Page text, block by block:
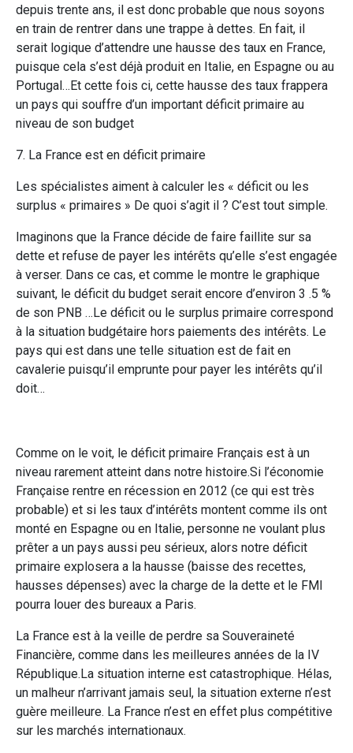
depuis trente ans, il est donc probable que nous soyons
en train de rentrer dans une trappe à dettes. En fait, il
serait logique d’attendre une hausse des taux en France,
puisque cela s’est déjà produit en Italie, en Espagne ou au
Portugal…Et cette fois ci, cette hausse des taux frappera
un pays qui souffre d’un important déficit primaire au
niveau de son budget
7. La France est en déficit primaire
Les spécialistes aiment à calculer les « déficit ou les
surplus « primaires » De quoi s’agit il ? C’est tout simple.
Imaginons que la France décide de faire faillite sur sa
dette et refuse de payer les intérêts qu’elle s’est engagée
à verser. Dans ce cas, et comme le montre le graphique
suivant, le déficit du budget serait encore d’environ 3 .5 %
de son PNB …Le déficit ou le surplus primaire correspond
à la situation budgétaire hors paiements des intérêts. Le
pays qui est dans une telle situation est de fait en
cavalerie puisqu’il emprunte pour payer les intérêts qu’il
doit…
Comme on le voit, le déficit primaire Français est à un
niveau rarement atteint dans notre histoire.Si l’économie
Française rentre en récession en 2012 (ce qui est très
probable) et si les taux d’intérêts montent comme ils ont
monté en Espagne ou en Italie, personne ne voulant plus
prêter a un pays aussi peu sérieux, alors notre déficit
primaire explosera a la hausse (baisse des recettes,
hausses dépenses) avec la charge de la dette et le FMI
pourra louer des bureaux a Paris.
La France est à la veille de perdre sa Souveraineté
Financière, comme dans les meilleures années de la IV
République.La situation interne est catastrophique. Hélas,
un malheur n’arrivant jamais seul, la situation externe n’est
guère meilleure. La France n’est en effet plus compétitive
sur les marchés internationaux.